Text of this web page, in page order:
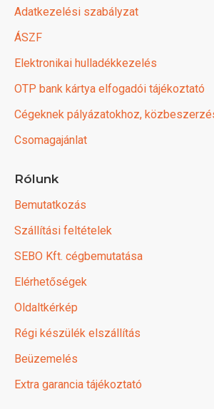
Adatkezelési szabályzat
ÁSZF
Elektronikai hulladékkezelés
OTP bank kártya elfogadói tájékoztató
Cégeknek pályázatokhoz,
Csomagajánlat
Rólunk
Bemutatkozás
Szállítási feltételek
SEBO Kft. cégbemutatása
Elérhetőségek
Oldaltkérkép
Régi készülék elszállítás
Beüzemelés
Extra garancia tájékoztató